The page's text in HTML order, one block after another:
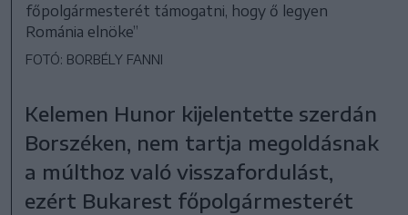
főpolgármesterét támogatni, hogy ő legyen
Románia elnöke”
FOTÓ: BORBÉLY FANNI
Kelemen Hunor kijelentette szerdán
Borszéken, nem tartja megoldásnak
a múlthoz való visszafordulást,
ezért Bukarest főpolgármesterét